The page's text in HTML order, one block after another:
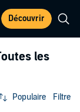
Découvrir
les
Populaire Filtre